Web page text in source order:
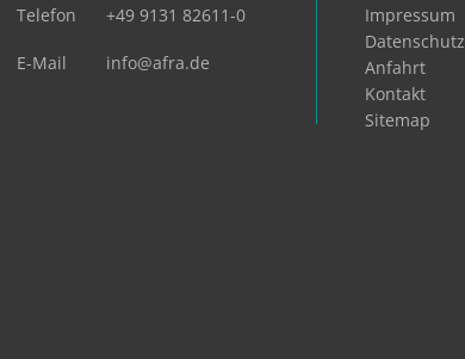
Telefon +49 9131 82611-0
E-Mail info@afra.de
Impressum
Datenschutz
Anfahrt
Kontakt
Sitemap